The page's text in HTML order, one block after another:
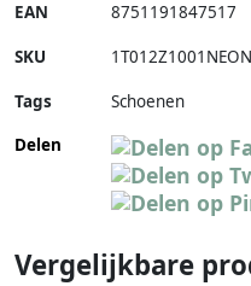
EAN 8751191847517
SKU
Tags
Schoenen
Delen
Vergelijkbare